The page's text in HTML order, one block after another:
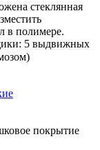
стеклянная
в полимере.
5 выдвижных
покрытие